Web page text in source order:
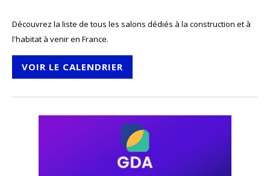
Découvrez la liste de tous les salons dédiés à la construction et à
l'habitat à venir en France.
VOIR LE CALENDRIER